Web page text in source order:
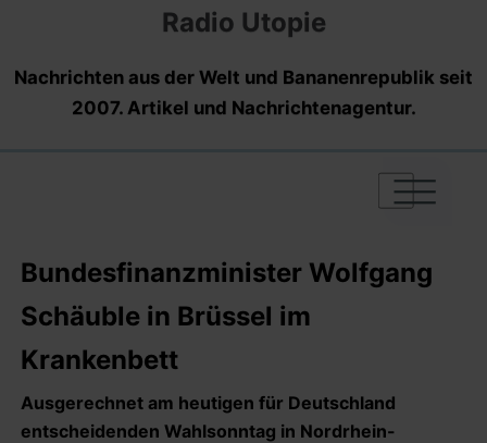
Radio Utopie
Nachrichten aus der Welt und Bananenrepublik seit
2007. Artikel und Nachrichtenagentur.
|
|
|
Bundesfinanzminister Wolfgang
Schäuble in Brüssel im
Krankenbett
Ausgerechnet am heutigen für Deutschland
entscheidenden Wahlsonntag in Nordrhein-